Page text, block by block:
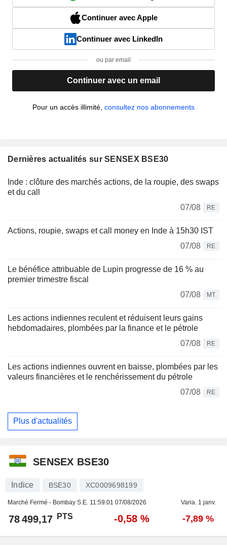
Continuer avec Apple
Continuer avec LinkedIn
ou par email
Continuer avec un email
Pour un accès illimité, consultez nos abonnements
Dernières actualités sur SENSEX BSE30
Inde : clôture des marchés actions, de la roupie, des swaps
et du call
07/08
RE
Actions, roupie, swaps et call money en Inde à 15h30 IST
07/08
RE
Le bénéfice attribuable de Lupin progresse de 16 % au
premier trimestre fiscal
07/08
MT
Les actions indiennes reculent et réduisent leurs gains
hebdomadaires, plombées par la finance et le pétrole
07/08
RE
Les actions indiennes ouvrent en baisse, plombées par les
valeurs financières et le renchérissement du pétrole
07/08
RE
Plus d'actualités
SENSEX BSE30
Indice BSE30 XC0009698199
Marché Fermé - Bombay S.E. 11:59:01 07/08/2026 Varia. 1 janv.
78 499,17 PTS -0,58 % -7,89 %